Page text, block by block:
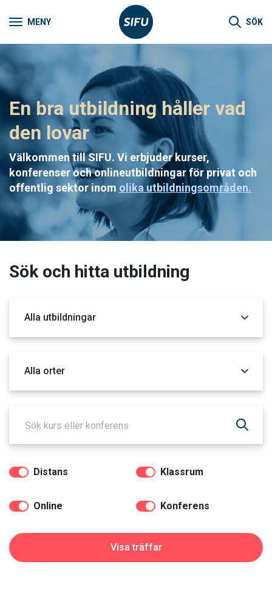
MENY SÖK
En bra utbildning håller vad
den lovar
Välkommen till SIFU. Vi erbjuder kurser,
konferenser och onlineutbildningar för privat och
offentlig sektor inom olika utbildningsområden.
Sök och hitta utbildning
Distans Klassrum
Online Konferens